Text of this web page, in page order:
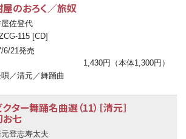
屋のおろく／旅奴
佐登代
115 [CD]
6/21発売
1,430円（本体1,300円）
／清元／舞踊曲
クター舞踊名曲選（11）［清元］
お七
登志寿太夫